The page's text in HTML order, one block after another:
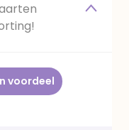
voordeel